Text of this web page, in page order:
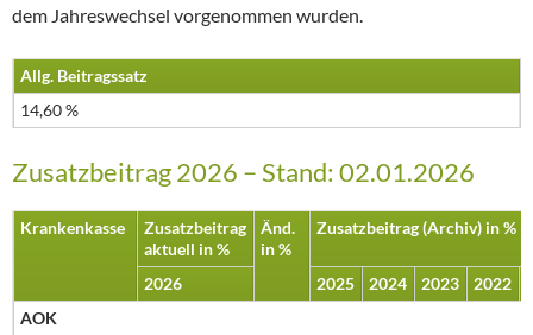
dem Jahreswechsel vorgenommen wurden.
Allg. Beitragssatz
14,60 %
Zusatzbeitrag 2026 – Stand: 02.01.2026
Krankenkasse
Zusatzbeitrag
aktuell in %
Änd.
in %
Zusatzbeitrag (Archiv) in %
2026 2025 2024 2023 2022
AOK